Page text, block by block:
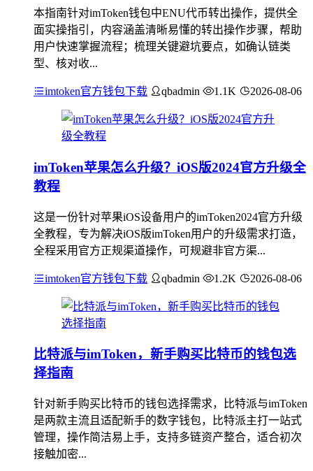
本指南针对imToken钱包中ENU代币转出操作，提供全
面实操指引，内容涵盖清晰易懂的转出操作步骤，帮助
用户快速掌握流程；梳理关键避坑要点，如确认链类
型、核对收...
imtoken官方钱包下载 qbadmin 1.1K 2026-08-06
imToken苹果怎么升级？iOS版2024官方升级全
教程
这是一份针对苹果iOS设备用户的imToken2024官方升级
全教程，专为解决iOS版imToken用户的升级需求打造，
全程采用官方正规渠道操作，可规避非官方渠...
imtoken官方钱包下载 qbadmin 1.2K 2026-08-06
比特派与imToken，新手购买比特币的钱包选
择指南
针对新手购买比特币的钱包选择需求，比特派与imToken
是两款主流且适配新手的数字钱包，比特派主打一站式
管理，操作简洁易上手，支持多链资产整合，适合初次
接触加密...